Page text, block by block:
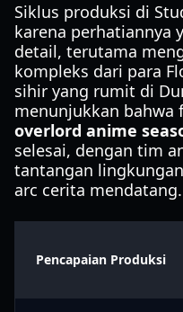
Siklus produksi di
karena perhatiannya
detail, terutama
kompleks dari para
sihir yang rumit di
menunjukkan bahwa
overlord anime
selesai, dengan tim
tantangan
arc cerita mendatang.
Pencapaian Produksi